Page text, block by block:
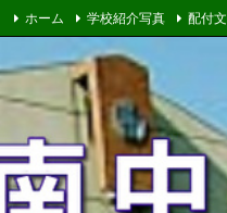
ホーム 学校紹介写真 配付